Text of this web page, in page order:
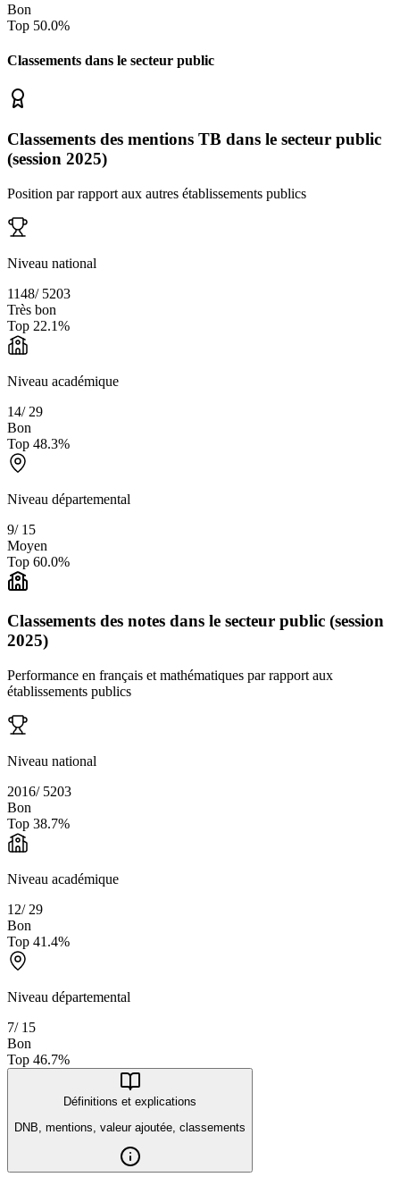
Bon
Top 50.0%
Classements dans le secteur public
Classements des mentions TB dans le secteur public
(session 2025)
Position par rapport aux autres établissements publics
Niveau national
1148/ 5203
Très bon
Top 22.1%
Niveau académique
14/ 29
Bon
Top 48.3%
Niveau départemental
9/ 15
Moyen
Top 60.0%
Classements des notes dans le secteur public (session
2025)
Performance en français et mathématiques par rapport aux
établissements publics
Niveau national
2016/ 5203
Bon
Top 38.7%
Niveau académique
12/ 29
Bon
Top 41.4%
Niveau départemental
7/ 15
Bon
Top 46.7%
Définitions et explications
DNB, mentions, valeur ajoutée, classements